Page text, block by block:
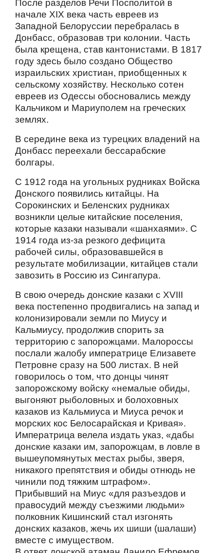
После разделов Речи Посполитой в
начале XIX века часть евреев из
Западной Белоруссии перебралась в
Донбасс, образовав три колонии. Часть
была крещена, став кантонистами. В 1817
году здесь было создано Общество
израильских христиан, приобщенных к
сельскому хозяйству. Несколько сотен
евреев из Одессы обосновались между
Кальчиком и Мариуполем на греческих
землях.
В середине века из турецких владений на
Донбасс переехали бессарабские
болгары.
С 1912 года на угольных рудниках Войска
Донского появились китайцы. На
Сорокинских и Беленских рудниках
возникли целые китайские поселения,
которые казаки называли «шанхаями». С
1914 года из-за резкого дефицита
рабочей силы, образовавшейся в
результате мобилизации, китайцев стали
завозить в Россию из Сингапура.
В свою очередь донские казаки с XVIII
века постепенно продвигались на запад и
колонизировали земли по Миусу и
Кальмиусу, продолжив спорить за
территорию с запорожцами. Малороссы
послали жалобу императрице Елизавете
Петровне сразу на 500 листах. В ней
говорилось о том, что донцы чинят
запорожскому войску «немалые обиды,
выгоняют рыболовных и болоховных
казаков из Кальмиуса и Миуса речок и
морских кос Белосарайская и Кривая».
Императрица велела издать указ, «дабы
донские казаки им, запорожцам, в ловле в
вышеупомянутых местах рыбы, зверя,
никакого препятствия и обиды отнюдь не
чинили под тяжким штрафом».
Прибывший на Миус «для разъездов и
правосудий между съезжими людьми»
полковник Кишинский стал изгонять
донских казаков, жечь их шиши (шалаши)
вместе с имуществом.